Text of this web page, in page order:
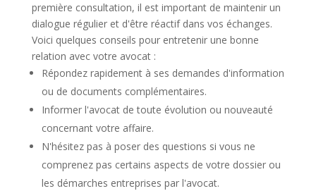
première consultation, il est important de maintenir un
dialogue régulier et d'être réactif dans vos échanges.
Voici quelques conseils pour entretenir une bonne
relation avec votre avocat :
Répondez rapidement à ses demandes d'information
ou de documents complémentaires.
Informer l'avocat de toute évolution ou nouveauté
concernant votre affaire.
N'hésitez pas à poser des questions si vous ne
comprenez pas certains aspects de votre dossier ou
les démarches entreprises par l'avocat.